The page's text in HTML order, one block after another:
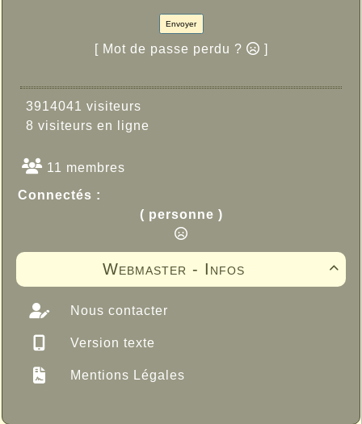
Envoyer
[ Mot de passe perdu ? ]
3914041 visiteurs
8 visiteurs en ligne
11 membres
Connectés :
( personne )

Webmaster - Infos
Nous contacter
Version texte
Mentions Légales